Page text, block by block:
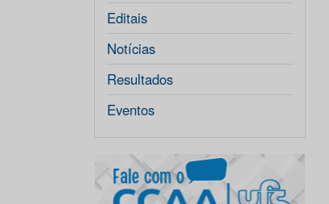
Editais
Notícias
Resultados
Eventos